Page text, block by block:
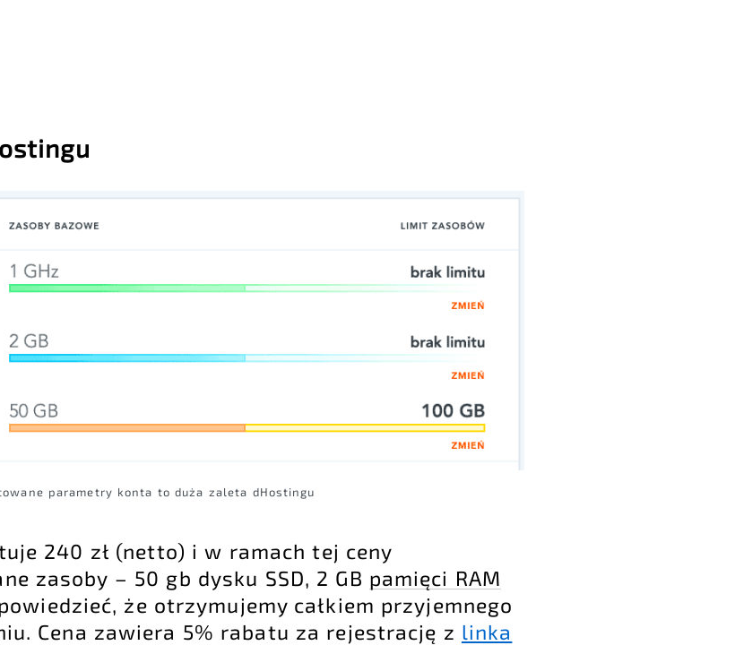
parametry konta to duża zaleta dHostingu
240 zł (netto) i w ramach tej ceny
zasoby – 50 gb dysku SSD, 2 GB pamięci RAM
że otrzymujemy całkiem przyjemnego
Cena zawiera 5% rabatu za rejestrację z linka